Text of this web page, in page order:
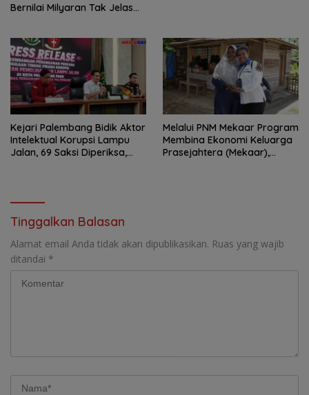
Bernilai Milyaran Tak Jelas
Kejari Palembang Bidik Aktor
Intelektual Korupsi Lampu
Jalan, 69 Saksi Diperiksa,
Melalui PNM Mekaar Program
Membina Ekonomi Keluarga
Prasejahtera (Mekaar),
Tinggalkan Balasan
Alamat email Anda tidak akan dipublikasikan. Ruas yang wajib
ditandai *